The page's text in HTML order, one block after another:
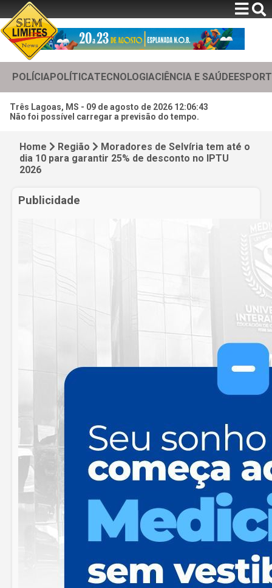
POLÍCIAPOLÍTICATECNOLOGIACIÊNCIA E SAÚDE
Três Lagoas, MS - 09 de agosto de 2026 12:06:45
Não foi possível carregar a previsão do tempo.
Home Região
Moradores de Selvíria tem até o
dia 10 para garantir 25% de desconto no IPTU
2026
Publicidade